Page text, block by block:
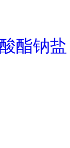
酯钠盐